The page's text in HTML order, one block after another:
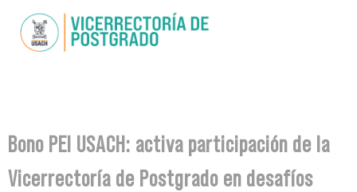
contenido
Se encuentra usted aquí
Bono PEI USACH: activa participación de la
Vicerrectoría de Postgrado en desafíos